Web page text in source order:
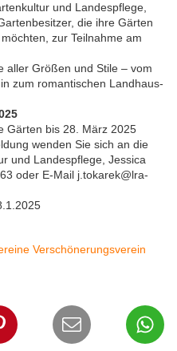
und Landespflege,
die ihre Gärten
zur Teilnahme am
aller Größen und Stile – vom
zum romantischen Landhaus-
Gärten bis 28. März 2025
wenden Sie sich an die
und Landespflege, Jessica
oder E-Mail j.tokarek@lra-
Verschönerungsverein